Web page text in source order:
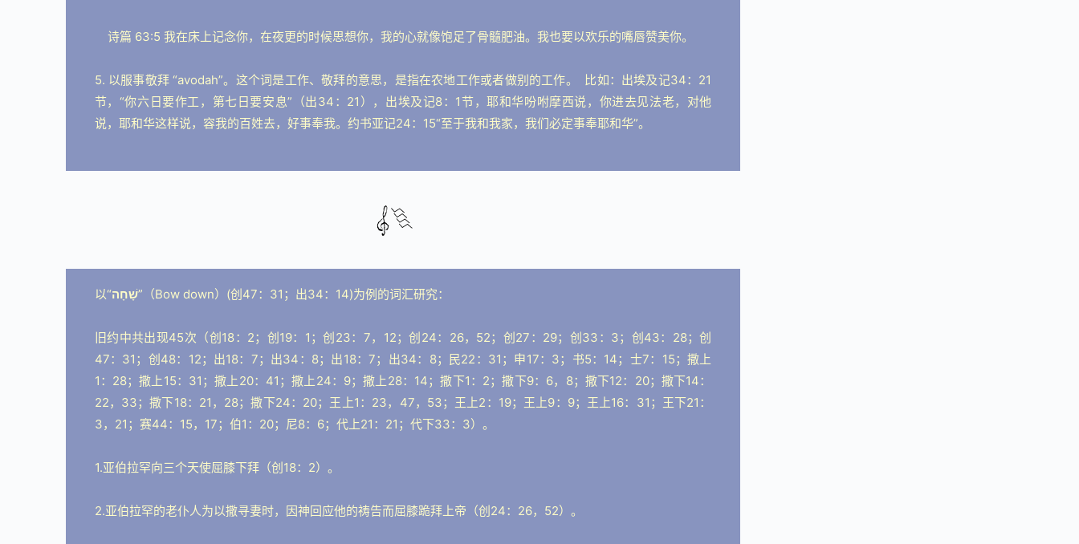
    诗篇 63:5 我在床上记念你，在夜更的时候思想你，我的心就像饱足了骨髓肥油。我也要以欢乐的嘴唇赞美你。
5. 以服事敬拜 “avodah”。这个词是工作、敬拜的意思，是指在农地工作或者做别的工作。  比如：出埃及记34：21
节，“你六日要作工，第七日要安息”（出34：21），出埃及记8：1节，耶和华吩咐摩西说，你进去见法老，对他
说，耶和华这样说，容我的百姓去，好事奉我。约书亚记24：15“至于我和我家，我们必定事奉耶和华”。
以“שָׁחָה”（Bow down）(创47：31；出34：14)为例的词汇研究：
旧约中共出现45次（创18：2；创19：1；创23：7，12；创24：26，52；创27：29；创33：3；创43：28；创
47：31；创48：12；出18：7；出34：8；出18：7；出34：8；民22：31；申17：3；书5：14；士7：15；撒上
1：28；撒上15：31；撒上20：41；撒上24：9；撒上28：14；撒下1：2；撒下9：6，8；撒下12：20；撒下14：
22，33；撒下18：21，28；撒下24：20；王上1：23，47，53；王上2：19；王上9：9；王上16：31；王下21：
3，21；赛44：15，17；伯1：20；尼8：6；代上21：21；代下33：3）。
1.亚伯拉罕向三个天使屈膝下拜（创18：2）。
2.亚伯拉罕的老仆人为以撒寻妻时，因神回应他的祷告而屈膝跪拜上帝（创24：26，52）。